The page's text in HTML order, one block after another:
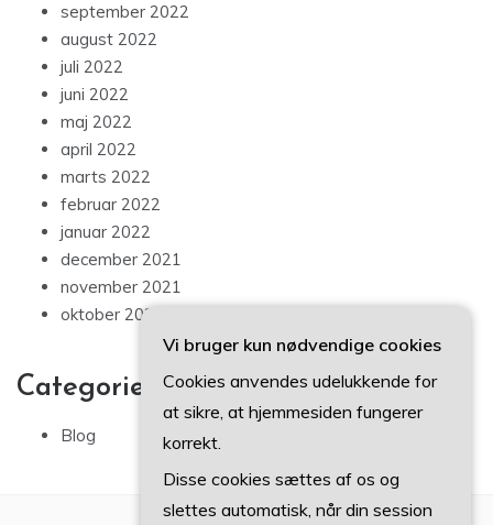
september 2022
august 2022
juli 2022
juni 2022
maj 2022
april 2022
marts 2022
februar 2022
januar 2022
december 2021
november 2021
oktober 2021
Categories
Blog
Vi bruger kun nødvendige cookies
Cookies anvendes udelukkende for
at sikre, at hjemmesiden fungerer
korrekt.
Disse cookies sættes af os og
slettes automatisk, når din session